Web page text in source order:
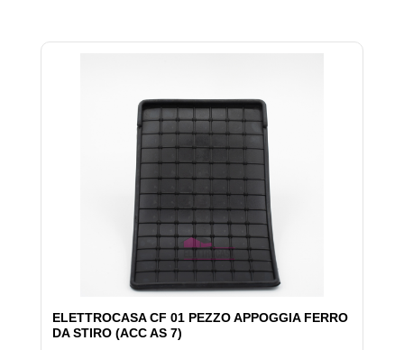
ELETTROCASA CF 01 PEZZO APPOGGIA FERRO
DA STIRO (ACC AS 7)